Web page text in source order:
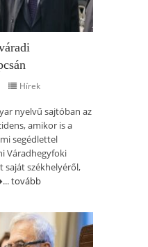
Hírek
nyelvű sajtóban az
amikor is a
segédlettel
Váradhegyfoki
saját székhelyéről,
tovább